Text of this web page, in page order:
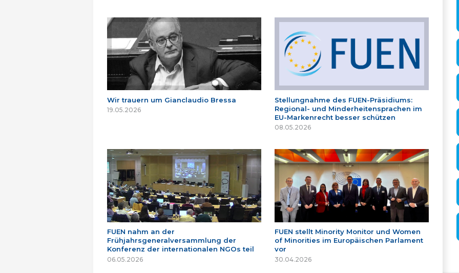
Wir trauern um Gianclaudio Bressa
19.05.2026
Stellungnahme des FUEN-Präsidiums:
Regional- und Minderheitensprachen im
EU-Markenrecht besser schützen
08.05.2026
FUEN nahm an der
Frühjahrsgeneralversammlung der
Konferenz der internationalen NGOs teil
06.05.2026
FUEN stellt Minority Monitor und Women
of Minorities im Europäischen Parlament
vor
30.04.2026